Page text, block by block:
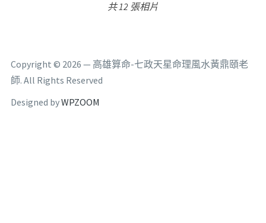
共 6 張相片
Copyright © 2026 — 高雄算命-七政天星命理風水黃鼎頤老
師. All Rights Reserved
Designed byWPZOOM